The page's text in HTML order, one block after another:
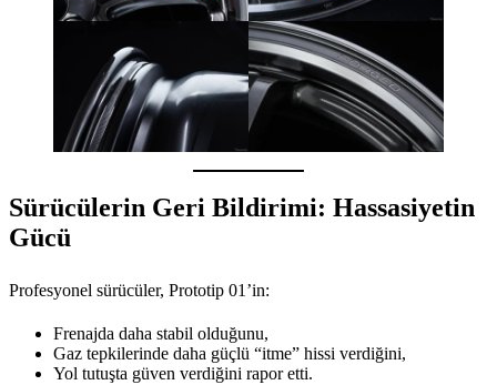
Sürücülerin Geri Bildirimi: Hassasiyetin
Gücü
Profesyonel sürücüler, Prototip 01’in:
Frenajda daha stabil olduğunu,
Gaz tepkilerinde daha güçlü “itme” hissi verdiğini,
Yol tutuşta güven verdiğini rapor etti.